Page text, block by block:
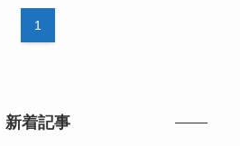
1
新着記事